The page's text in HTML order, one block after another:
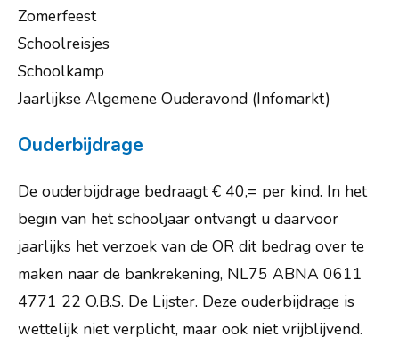
Zomerfeest
Schoolreisjes
Schoolkamp
Jaarlijkse Algemene Ouderavond (Infomarkt)
Ouderbijdrage
De ouderbijdrage bedraagt € 40,= per kind. In het
begin van het schooljaar ontvangt u daarvoor
jaarlijks het verzoek van de OR dit bedrag over te
maken naar de bankrekening, NL75 ABNA 0611
4771 22 O.B.S. De Lijster. Deze ouderbijdrage is
wettelijk niet verplicht, maar ook niet vrijblijvend.